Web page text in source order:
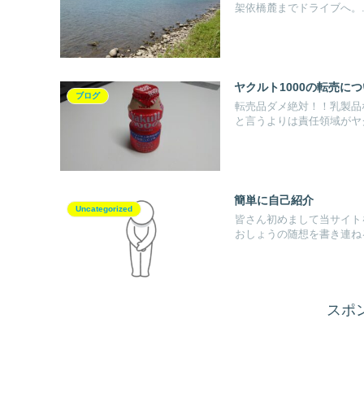
架依橋麓までドライブへ。
ブログ
ヤクルト1000の転売につ
転売品ダメ絶対！！乳製
と言うよりは責任領域が
Uncategorized
簡単に自己紹介
皆さん初めまして当サイ
おしょうの随想を書き連ね
スポ